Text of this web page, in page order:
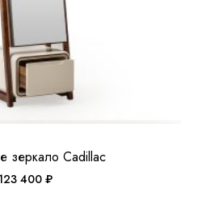
зеркало Cadillac
400 ₽